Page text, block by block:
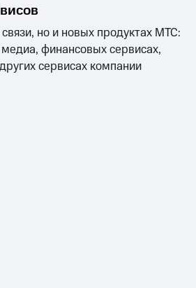
но и новых продуктах МТС:
финансовых сервисах,
сервисах компании